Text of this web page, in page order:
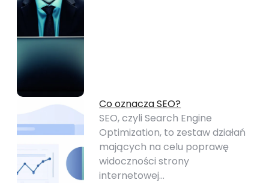
Co oznacza SEO?
SEO, czyli Search Engine
Optimization, to zestaw działań
mających na celu poprawę
widoczności strony
internetowej…